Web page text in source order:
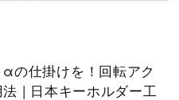
の仕掛けを！回転アク
| 日本キーホルダー工